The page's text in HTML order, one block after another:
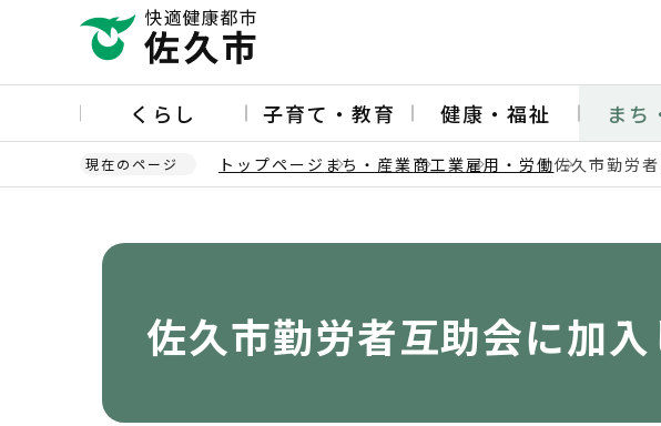
ー
の
くらし 子育て・教育 健康・福祉 まち
現在のページ トップページ まち・産業商工業雇用・労働佐久市勤労
佐久市勤労者互助会に加